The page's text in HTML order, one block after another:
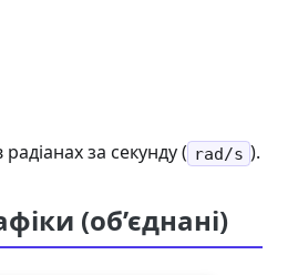
за секунду ( rad/s ).
(об’єднані)